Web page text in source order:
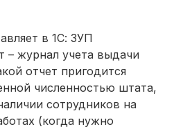
в 1С: ЗУП
– журнал учета выдачи
отчет пригодится
численностью штата,
сотрудников на
(когда нужно